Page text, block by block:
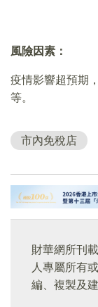
風險因素：
疫情影響超預期
等。
市內免稅店
財華網所刊
人專屬所有
編、複製及